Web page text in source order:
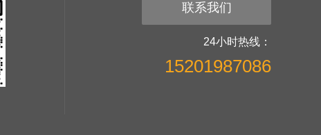
联系我们
24小时热线：
15201987086